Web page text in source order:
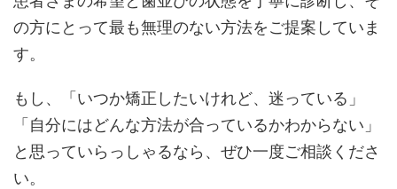
の方にとって最も無理のない方法をご提案していま
す。
もし、「いつか矯正したいけれど、迷っている」
「自分にはどんな方法が合っているかわからない」
と思っていらっしゃるなら、ぜひ一度ご相談くださ
い。